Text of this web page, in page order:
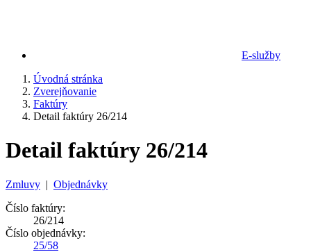
E-služby
Úvodná stránka
Zverejňovanie
Faktúry
Detail faktúry 26/214
Detail faktúry 26/214
Zmluvy | Objednávky
Číslo faktúry:
26/214
Číslo objednávky:
25/58